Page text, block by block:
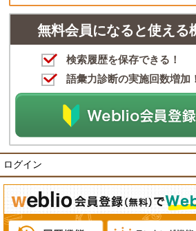
無料会員になると使える
検索履歴を保存できる！
語彙力診断の実施回数増加！
ログイン